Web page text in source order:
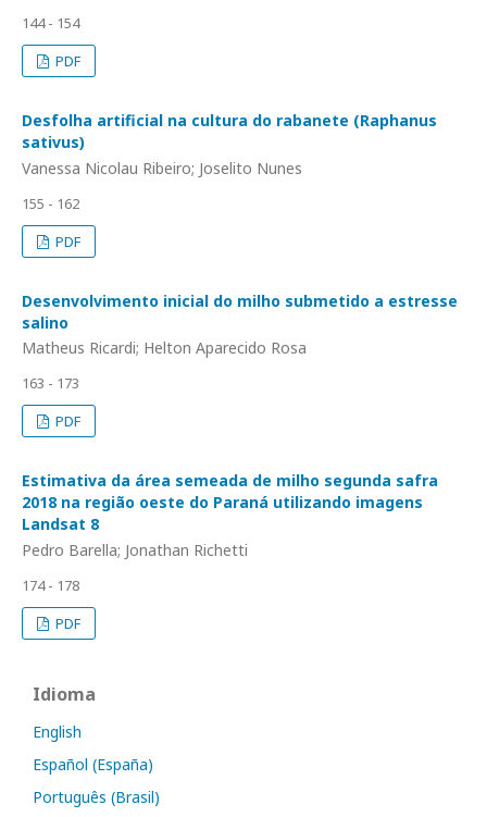
144 - 154
PDF
Desfolha artificial na cultura do rabanete (Raphanus
sativus)
Vanessa Nicolau Ribeiro; Joselito Nunes
155 - 162
PDF
Desenvolvimento inicial do milho submetido a estresse
salino
Matheus Ricardi; Helton Aparecido Rosa
163 - 173
PDF
Estimativa da área semeada de milho segunda safra
2018 na região oeste do Paraná utilizando imagens
Landsat 8
Pedro Barella; Jonathan Richetti
174 - 178
PDF
Idioma
English
Español (España)
Português (Brasil)